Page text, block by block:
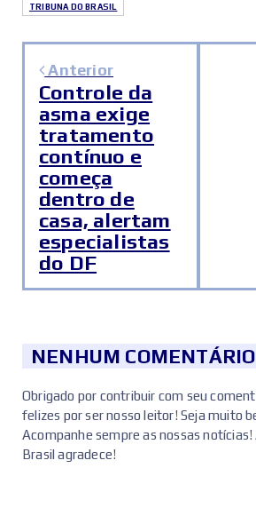
TRIBUNA DO BRASIL
Anterior
Controle da
asma exige
tratamento
contínuo e
começa
dentro de
casa, alertam
especialistas
do DF
NENHUM COMENTÁRIO
Obrigado por contribuir com seu
felizes por ser nosso leitor! Seja muito
Acompanhe sempre as nossas
Brasil agradece!